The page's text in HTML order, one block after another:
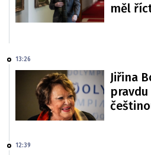
měl
13:26
Jiřina
pravdu
12:39